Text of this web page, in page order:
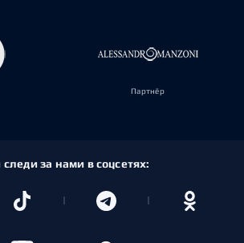
Партнёр
за нами в соцсетях: